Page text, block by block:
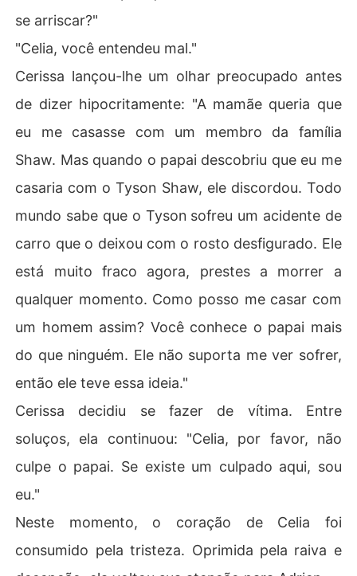
se arriscar?"
"Celia, você entendeu mal."
Cerissa lançou-lhe um olhar preocupado antes
de dizer hipocritamente: "A mamãe queria que
eu me casasse com um membro da família
Shaw. Mas quando o papai descobriu que eu me
casaria com o Tyson Shaw, ele discordou. Todo
mundo sabe que o Tyson sofreu um acidente de
carro que o deixou com o rosto desfigurado. Ele
está muito fraco agora, prestes a morrer a
qualquer momento. Como posso me casar com
um homem assim? Você conhece o papai mais
do que ninguém. Ele não suporta me ver sofrer,
então ele teve essa ideia."
Cerissa decidiu se fazer de vítima. Entre
soluços, ela continuou: "Celia, por favor, não
culpe o papai. Se existe um culpado aqui, sou
eu."
Neste momento, o coração de Celia foi
consumido pela tristeza. Oprimida pela raiva e